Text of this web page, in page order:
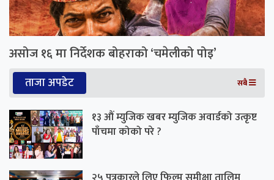
असोज १६ मा निर्देशक बोहराको ‘चमेलीको पोइ’
ताजा अपडेट सबै
१३ औं म्युजिक खबर म्युजिक अवार्डको उत्कृष्ट
पाँचमा कोको परे ?